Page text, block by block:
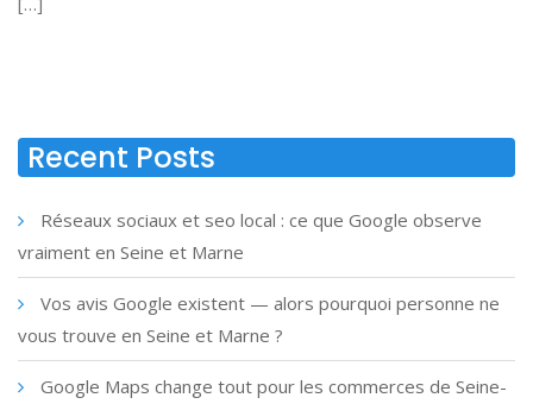
Recent Posts
Réseaux sociaux et seo local : ce que Google observe
vraiment en Seine et Marne
Vos avis Google existent — alors pourquoi personne ne
vous trouve en Seine et Marne ?
Google Maps change tout pour les commerces de Seine-